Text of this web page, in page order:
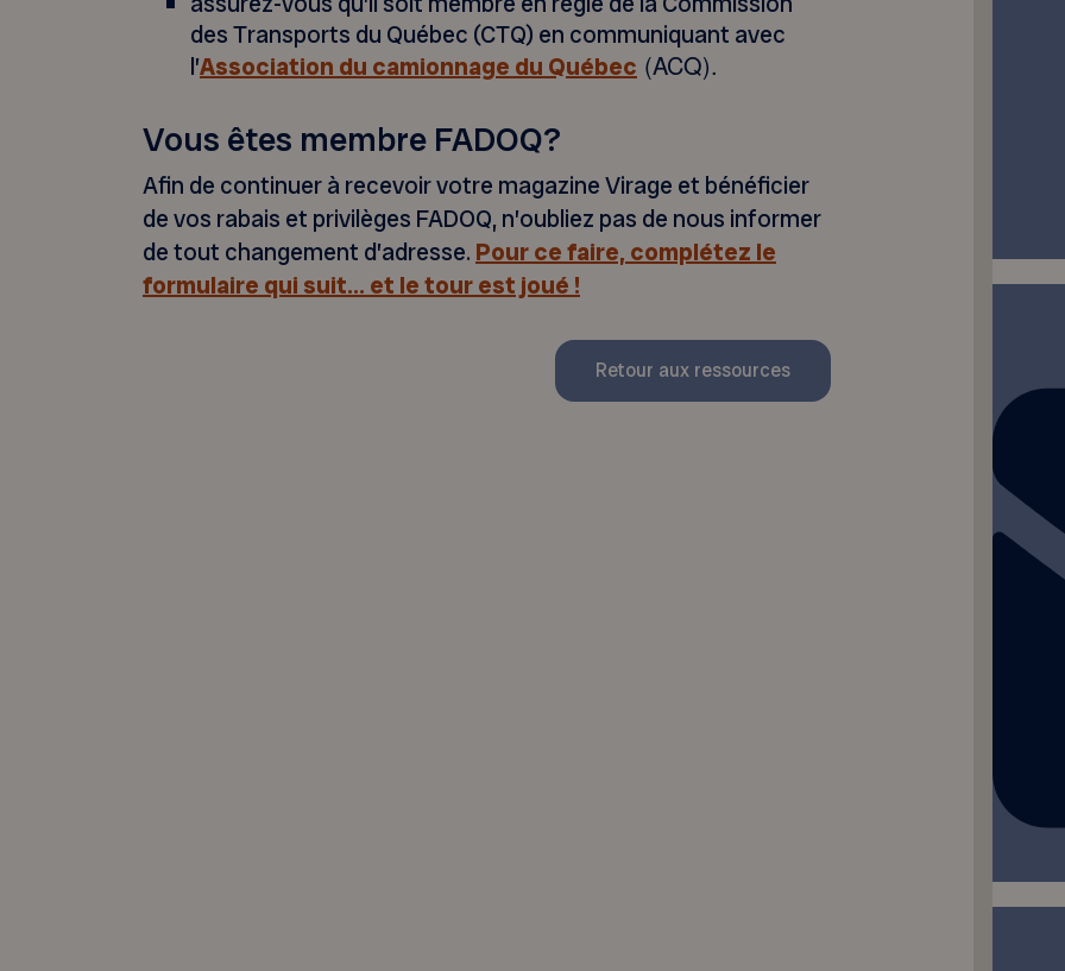
des Transports du Québec (CTQ) en communiquant avec
l’Association du camionnage du Québec (ACQ).
Vous êtes membre FADOQ?
Afin de continuer à recevoir votre magazine Virage et bénéficier
de vos rabais et privilèges FADOQ, n’oubliez pas de nous informer
de tout changement d’adresse. Pour ce faire, complétez le
formulaire qui suit… et le tour est joué !
Retour aux ressources